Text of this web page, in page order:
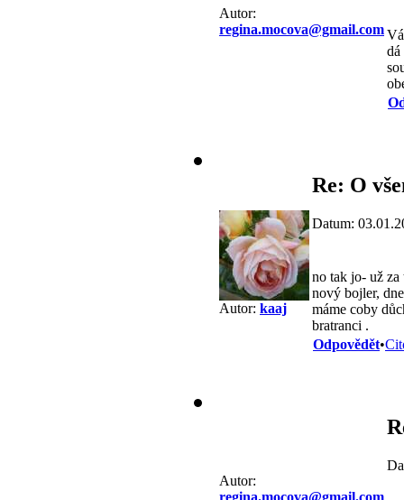
Autor:
regina.mocova@gmail.com
dá
Autor: kaaj
Re: O
Datum:
no tak jo- už za
nový bojler,
máme coby
bratranci .
Odpovědět•
Autor:
regina.mocova@gmail.com